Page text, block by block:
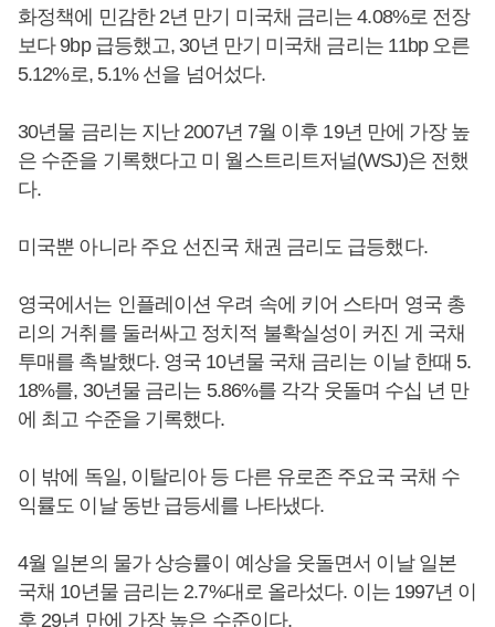
화정책에 민감한 2년 만기 미국채 금리는 4.08%로 전장
보다 9bp 급등했고, 30년 만기 미국채 금리는 11bp 오른
5.12%로, 5.1% 선을 넘어섰다.
30년물 금리는 지난 2007년 7월 이후 19년 만에 가장 높
은 수준을 기록했다고 미 월스트리트저널(WSJ)은 전했
다.
미국뿐 아니라 주요 선진국 채권 금리도 급등했다.
영국에서는 인플레이션 우려 속에 키어 스타머 영국 총
리의 거취를 둘러싸고 정치적 불확실성이 커진 게 국채
투매를 촉발했다. 영국 10년물 국채 금리는 이날 한때 5.
18%를, 30년물 금리는 5.86%를 각각 웃돌며 수십 년 만
에 최고 수준을 기록했다.
이 밖에 독일, 이탈리아 등 다른 유로존 주요국 국채 수
익률도 이날 동반 급등세를 나타냈다.
4월 일본의 물가 상승률이 예상을 웃돌면서 이날 일본
국채 10년물 금리는 2.7%대로 올라섰다. 이는 1997년 이
후 29년 만에 가장 높은 수준이다.